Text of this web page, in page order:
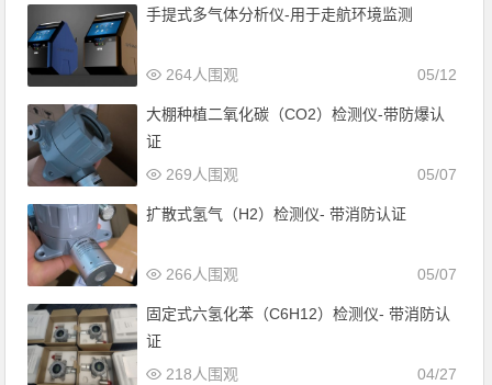
手提式多气体分析仪-用于走航环境监测
05/12
264人围观
大棚种植二氧化碳（CO2）检测仪-带防爆认
证
05/07
269人围观
扩散式氢气（H2）检测仪- 带消防认证
05/07
266人围观
固定式六氢化苯（C6H12）检测仪- 带消防认
证
04/27
218人围观